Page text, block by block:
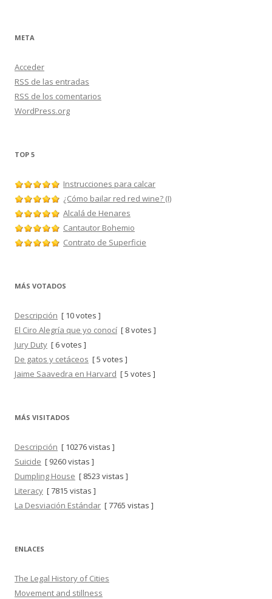
META
Acceder
RSS de las entradas
RSS de los comentarios
WordPress.org
TOP 5
Instrucciones para calcar
¿Cómo bailar red red wine? (I)
Alcalá de Henares
Cantautor Bohemio
Contrato de Superficie
MÁS VOTADOS
Descripción [ 10 votes ]
El Ciro Alegría que yo conocí [ 8 votes ]
Jury Duty [ 6 votes ]
De gatos y cetáceos [ 5 votes ]
Jaime Saavedra en Harvard [ 5 votes ]
MÁS VISITADOS
Descripción [ 10276 vistas ]
Suicide [ 9260 vistas ]
Dumpling House [ 8523 vistas ]
Literacy [ 7815 vistas ]
La Desviación Estándar [ 7765 vistas ]
ENLACES
The Legal History of Cities
Movement and stillness